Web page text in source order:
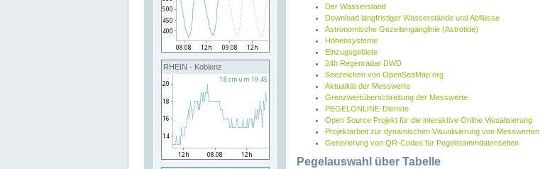
RHEIN - Koblenz
Der Wasserstand
Download langfristiger Wasserstände und Abflüsse
Astronomische Gezeitenganglinie (Astrotide)
Höhensysteme
Einzugsgebiete
24h Regenradar DWD
Seezeichen von OpenSeaMap.org
Aktualität der Messwerte
Grenzwertüberschreitung der Messwerte
PEGELONLINE-Dienste
Open Source Projekt für die interaktive Online Visualisierung
Projektarbeit zur dynamischen Visualisierung von Messwerten
Generierung von QR-Codes für Pegelstammdatenseiten
Pegelauswahl über Tabelle